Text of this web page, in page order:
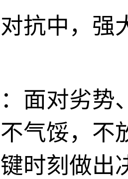
抗中，强
面对劣势
气馁，不
时刻做出